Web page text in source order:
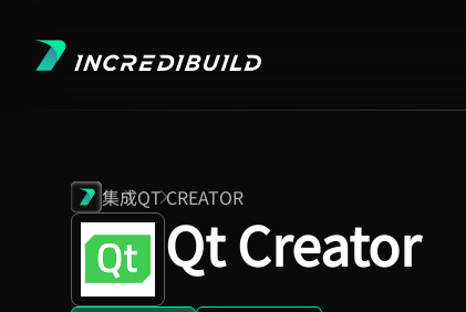
集成QT CREATOR
Qt Creator